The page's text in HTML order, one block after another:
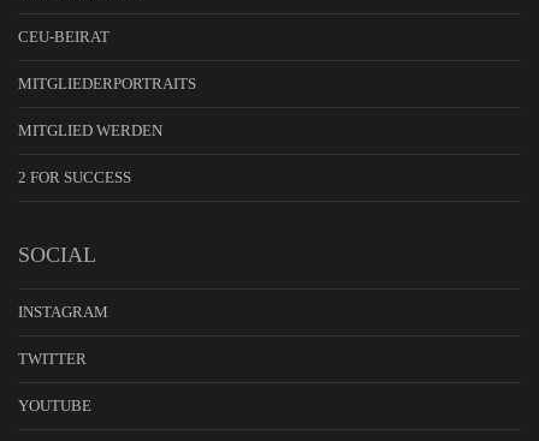
CEU-BEIRAT
MITGLIEDERPORTRAITS
MITGLIED WERDEN
2 FOR SUCCESS
SOCIAL
INSTAGRAM
TWITTER
YOUTUBE